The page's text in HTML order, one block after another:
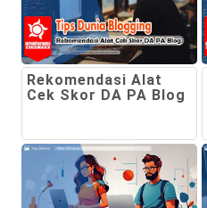
Rekomendasi Alat
Cek Skor DA PA Blog